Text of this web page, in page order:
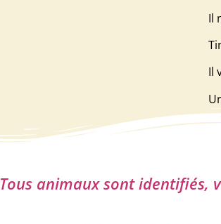
Il
Il
Tous animaux sont identifiés,